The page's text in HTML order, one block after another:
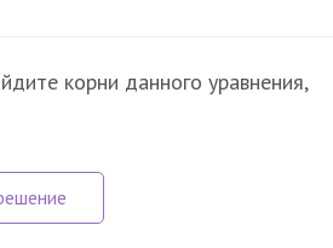
корни данного уравнения,